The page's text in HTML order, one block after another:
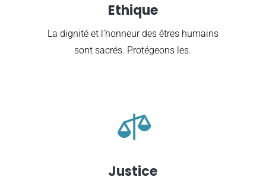
Ethique
La dignité et l’honneur des êtres humains
sont sacrés. Protégeons les.

Justice